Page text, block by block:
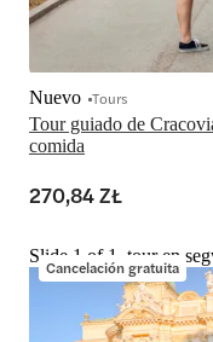
Tour guiado de
comida
Nuevo Tours
270,84 ZŁ
Cancelación gratuita
Slide 1 of 1, tour en